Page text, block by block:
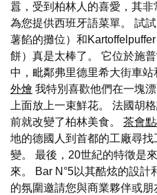
囂，受到柏林人的喜愛，其
為您提供西班牙語菜單。 試
薯餡的攤位）和
餅）真是太棒了。 它位於施
中，毗鄰弗里德里希大街車站
外燴 我特別喜歡他們在一塊
上面放上一束鮮花。 法國胡
前就改變了柏林美食。 茶會
地的德國人到首都的工廠尋
變。 最後，20世紀的特徵是
來。 Bar N°5以其酷炫的設
的氛圍邀請您與商業夥伴或